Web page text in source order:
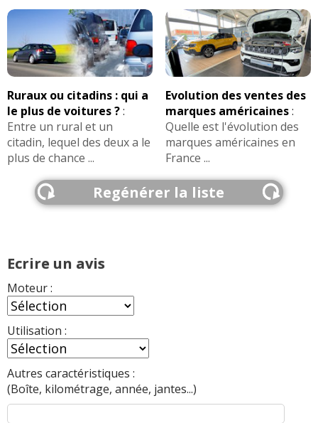
Ruraux ou citadins : qui a
le plus de voitures ?:
Entre un rural et un
citadin, lequel des deux a le
plus de chance ...
Evolution des ventes des
marques américaines:
Quelle est l'évolution des
marques américaines en
France ...
Regénérer la liste
Ecrire un avis
Moteur :
Utilisation :
Autres caractéristiques :
(Boîte, kilométrage, année, jantes...)